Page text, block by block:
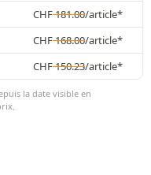
CHF181.00/article*
CHF168.00/article*
CHF150.23/article*
la date visible en